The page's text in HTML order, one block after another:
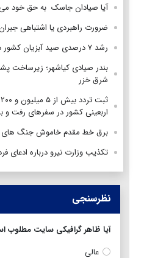
آیا صیادان جاسک به حق خود
ضرورت راهبردی یا اشتباهی جبران
رشد ۷ درصدی صید آبزیان کشور در سال ۱۴۰۴
بندر صیادی کیاشهر؛ زیرساخت
شرق خزر
اربعینی کشور در سفرهای رفت
برق خط مقدم خاموش جنگ
تکذیب وزارت نیرو درباره ادعای
نظرسنجی
آیا ظاهر گرافیکی سایت مطلوب
عالی